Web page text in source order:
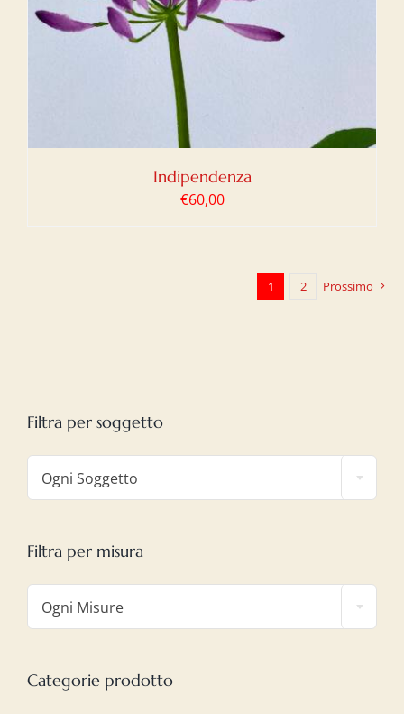
Indipendenza
€60,00
1 2 Prossimo
Filtra per soggetto
Ogni Soggetto
Filtra per misura
Ogni Misure
Categorie prodotto